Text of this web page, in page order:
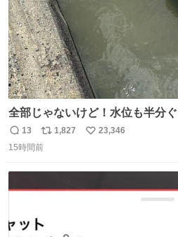
全部じゃないけど！水位も半分
めたよ！！！ 作業してくれた方
ー！！！！！！！！！！！！！
返
信
13
リ
ポ
1,827
い
23,346
15時間前